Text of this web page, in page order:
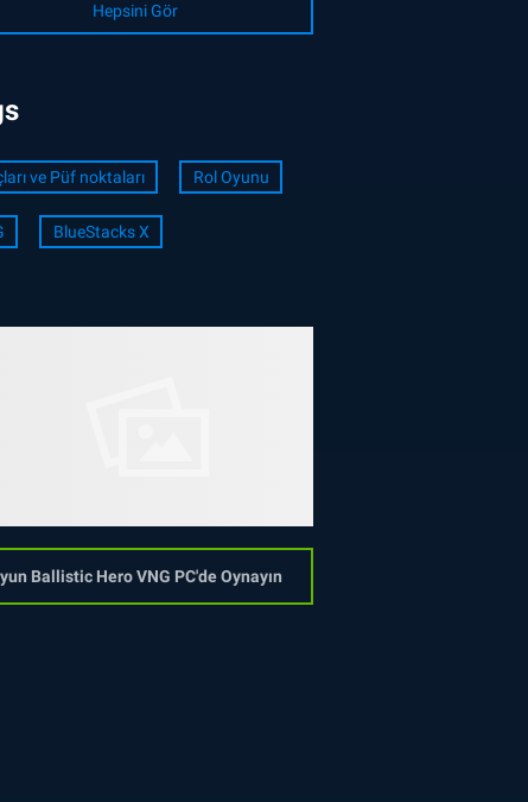
Hepsini Gör
ve Püf noktaları Rol Oyunu
BlueStacks X
Ballistic Hero VNG PC'de Oynayın